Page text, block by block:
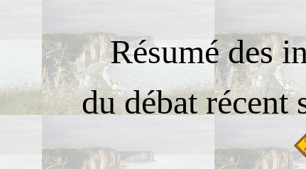
Résumé des
du débat récent